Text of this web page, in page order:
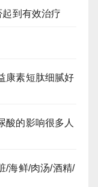
到有效治疗
康素短肽细腻好
酸的影响很多人
/海鲜/肉汤/酒精/